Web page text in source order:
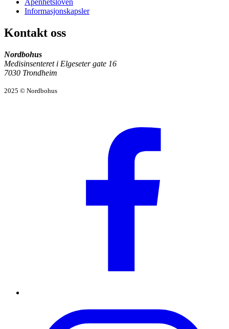
Informasjonskapsler
Kontakt oss
Nordbohus
Medisinsenteret i Elgeseter gate 16
7030 Trondheim
2025 © Nordbohus